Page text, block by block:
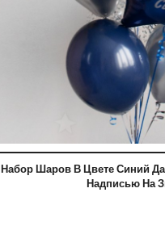
Набор Шаров В Цвете Синий
Надписью На